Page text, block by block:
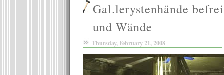
Gal.lerystenhände
und Wände
Thursday, February 21, 2008